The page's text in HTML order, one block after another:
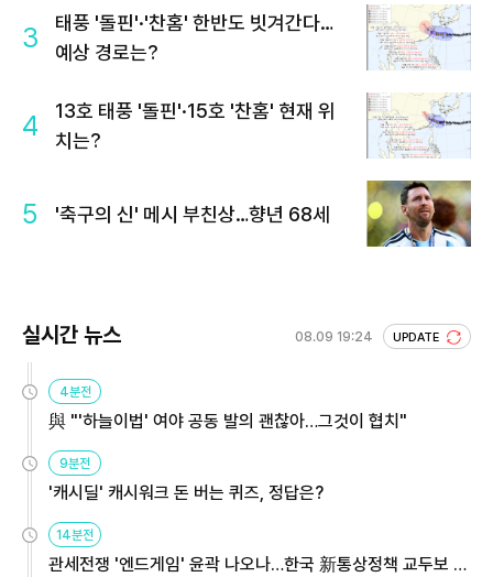
3
태풍 '돌핀'·'찬홈' 한반도 빗겨간다…
예상 경로는?
4
13호 태풍 '돌핀'·15호 '찬홈' 현재 위
치는?
5 '축구의 신' 메시 부친상…향년 68세
실시간 뉴스 08.09 19:24 UPDATE
4분전
與 "'하늘이법' 여야 공동 발의 괜찮아…그것이 협치"
9분전
'캐시딜' 캐시워크 돈 버는 퀴즈, 정답은?
14분전
관세전쟁 '엔드게임' 윤곽 나오나…한국 新통상정책 교두보 활